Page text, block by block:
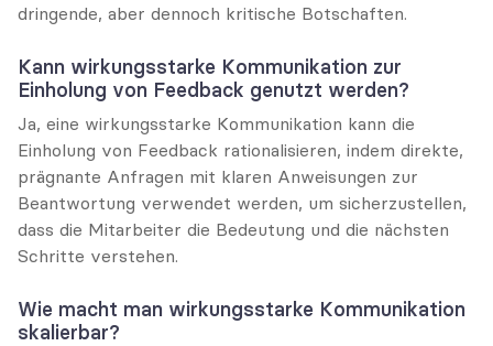
dringende, aber dennoch kritische Botschaften.
Kann wirkungsstarke Kommunikation zur
Einholung von Feedback genutzt werden?
Ja, eine wirkungsstarke Kommunikation kann die
Einholung von Feedback rationalisieren, indem direkte,
prägnante Anfragen mit klaren Anweisungen zur
Beantwortung verwendet werden, um sicherzustellen,
dass die Mitarbeiter die Bedeutung und die nächsten
Schritte verstehen.
Wie macht man wirkungsstarke Kommunikation
skalierbar?